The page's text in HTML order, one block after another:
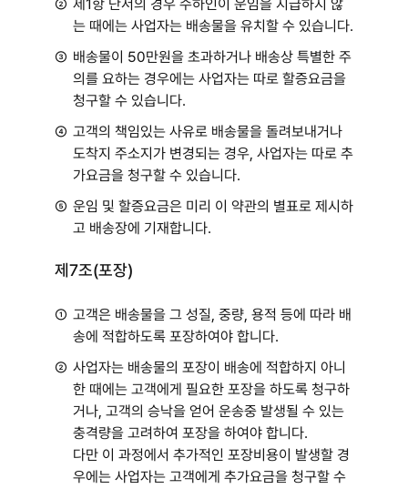
② 제1항 단서의 경우 수하인이 운임을 지급하지 않
는 때에는 사업자는 배송물을 유치할 수 있습니다.
③ 배송물이 50만원을 초과하거나 배송상 특별한 주
의를 요하는 경우에는 사업자는 따로 할증요금을
청구할 수 있습니다.
④ 고객의 책임있는 사유로 배송물을 돌려보내거나
도착지 주소지가 변경되는 경우, 사업자는 따로 추
가요금을 청구할 수 있습니다.
⑤ 운임 및 할증요금은 미리 이 약관의 별표로 제시하
고 배송장에 기재합니다.
제7조(포장)
① 고객은 배송물을 그 성질, 중량, 용적 등에 따라 배
송에 적합하도록 포장하여야 합니다.
② 사업자는 배송물의 포장이 배송에 적합하지 아니
한 때에는 고객에게 필요한 포장을 하도록 청구하
거나, 고객의 승낙을 얻어 운송중 발생될 수 있는
충격량을 고려하여 포장을 하여야 합니다.
다만 이 과정에서 추가적인 포장비용이 발생할 경
우에는 사업자는 고객에게 추가요금을 청구할 수